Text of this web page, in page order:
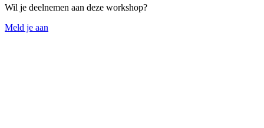
Wil je deelnemen aan deze workshop?
Meld je aan